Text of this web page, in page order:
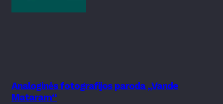
Analoginės fotografijos paroda „Vande
Mataram“